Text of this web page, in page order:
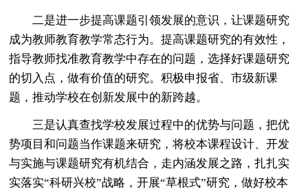
二是进一步提高课题引领发展的意识，让课题研究
成为教师教育教学常态行为。提高课题研究的有效性，
指导教师找准教育教学中存在的问题，选择好课题研究
的切入点，做有价值的研究。积极申报省、市级新课
题，推动学校在创新发展中的新跨越。
三是认真查找学校发展过程中的优势与问题，把优
势项目和问题当作课题来研究，将校本课程设计、开发
与实施与课题研究有机结合，走内涵发展之路，扎扎实
实落实“科研兴校”战略，开展“草根式”研究，做好校本